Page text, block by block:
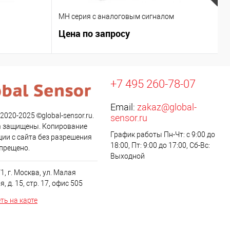
MH серия с аналоговым сигналом
Цена по запросу
2025 ©global-sensor.ru.
защищены. Копирование
с сайта без разрешения
г. Москва, ул. Малая
д. 15, стр. 17, офис 505
на карте
+7 495 260-78-07
Email: zakaz@global-
sensor.ru
График работы Пн-Чт: с 9:00 до
18:00, Пт: 9:00 до 17:00, Сб-Вс:
Выходной